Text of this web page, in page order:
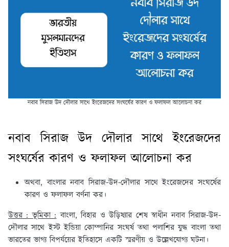
নবাব সিরাজ উদ দৌলার সাথে ইংরেজদের সংঘর্ষের কারণ ও ফলাফল আলোচনা কর
নবাব সিরাজ উদ দৌলার সাথে ইংরেজদের
সংঘর্ষের কারণ ও ফলাফল আলোচনা কর
অথবা, বাংলার নবাব সিরাজ-উদ-দৌলার সাথে ইংরেজদের সংঘর্ষের
কারণ ও ফলাফল বর্ণনা কর।
উত্তর : ভূমিকা :বাংলা, বিহার ও উড়িষ্যার শেষ স্বাধীন নবাব সিরাজ-উদ-
দৌলার সাথে ইস্ট ইন্ডিয়া কোম্পানির সংঘর্ষ তথা পলাশির যুদ্ধ বাংলা তথা
ভারতের ভাগ্য বিপর্যয়ের ইতিহাসে একটি স্মরণীয় ও উল্লেখযোগ্য ঘটনা।